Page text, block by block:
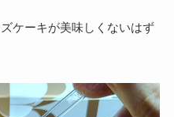
ケーキが美味しくないはず